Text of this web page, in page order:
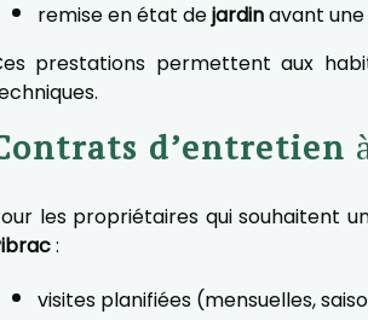
remise en état dejardinavant
prestations permettent aux
d’entretien
les propriétaires qui souhaitent
:
visites planifiées (mensuelles,